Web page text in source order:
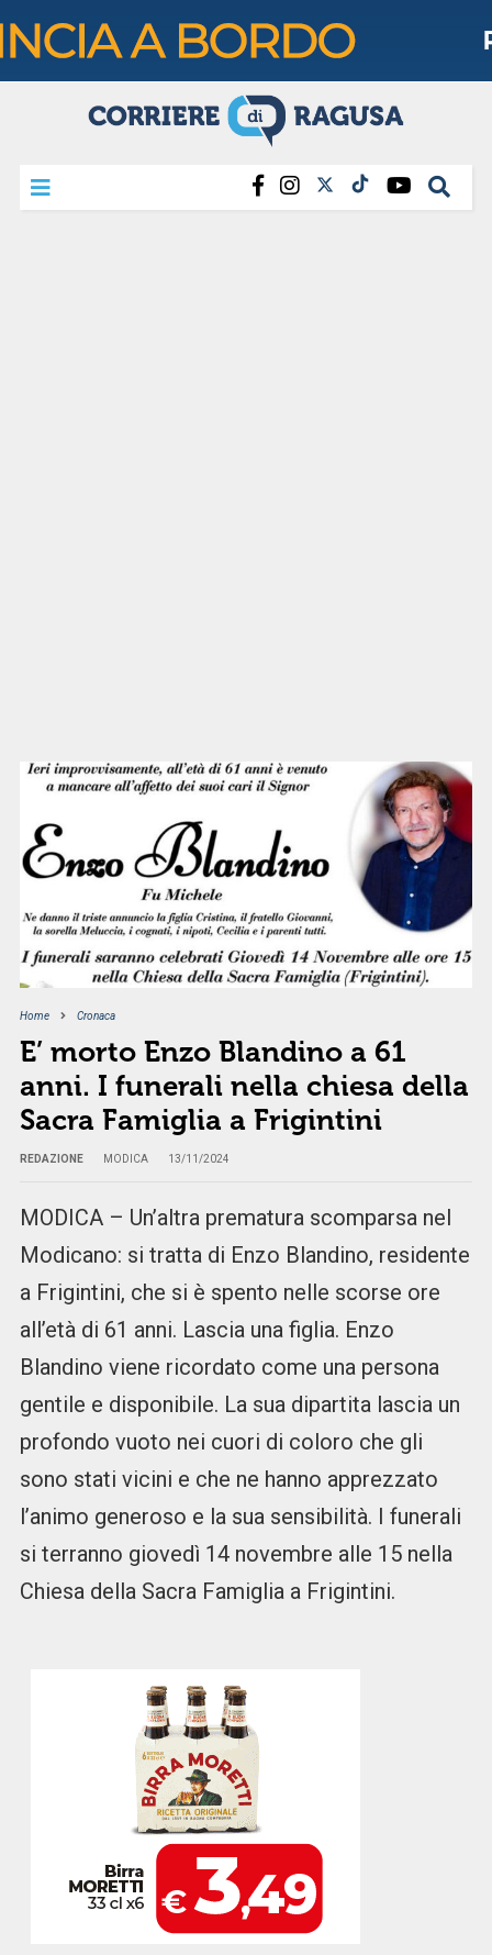
Home Cronaca
E’ morto Enzo Blandino a 61
anni. I funerali nella chiesa della
Sacra Famiglia a Frigintini
REDAZIONE MODICA 13/11/2024
MODICA – Un’altra prematura scomparsa nel
Modicano: si tratta di Enzo Blandino, residente
a Frigintini, che si è spento nelle scorse ore
all’età di 61 anni. Lascia una figlia. Enzo
Blandino viene ricordato come una persona
gentile e disponibile. La sua dipartita lascia un
profondo vuoto nei cuori di coloro che gli
sono stati vicini e che ne hanno apprezzato
l’animo generoso e la sua sensibilità. I funerali
si terranno giovedì 14 novembre alle 15 nella
Chiesa della Sacra Famiglia a Frigintini.